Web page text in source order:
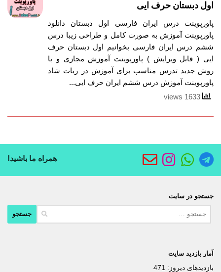
اول دبستان حرف ایی
پاورپوینت درس ایران فارسی اول دبستان دانلود
پاورپوینت آموزش به صورت کامل و طراحی زیبا درس
ششم درس ایران فارسی بخوانیم اول دبستان حرف
ایی ( قابل ویرایش ) پاورپوینت آموزش مجازی و با
روش جدید تدرس مناسب برای آموزش در ربات شاد
پاورپوینت آموزش درس ششم ایران حرف ایی...
همراه ما باشید!
جستجو در سایت
آمار بازدید سایت
بازدیدهای دیروز: 471